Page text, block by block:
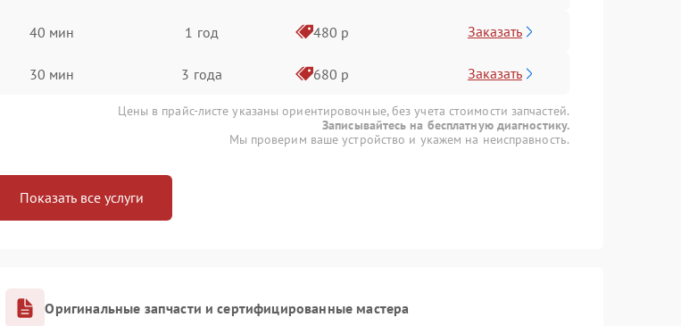
40 мин 1 год 480 р Заказать
30 мин 3 года 680 р Заказать
Цены в прайс-листе указаны ориентировочные, без учета стоимости запчастей.
Записывайтесь на бесплатную диагностику.
Мы проверим ваше устройство и укажем на неисправность.
Показать все услуги
Оригинальные запчасти и сертифицированные мастера